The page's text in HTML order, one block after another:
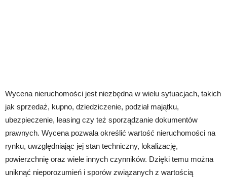
Wycena nieruchomości jest niezbędna w wielu sytuacjach, takich
jak sprzedaż, kupno, dziedziczenie, podział majątku,
ubezpieczenie, leasing czy też sporządzanie dokumentów
prawnych. Wycena pozwala określić wartość nieruchomości na
rynku, uwzględniając jej stan techniczny, lokalizację,
powierzchnię oraz wiele innych czynników. Dzięki temu można
uniknąć nieporozumień i sporów związanych z wartością